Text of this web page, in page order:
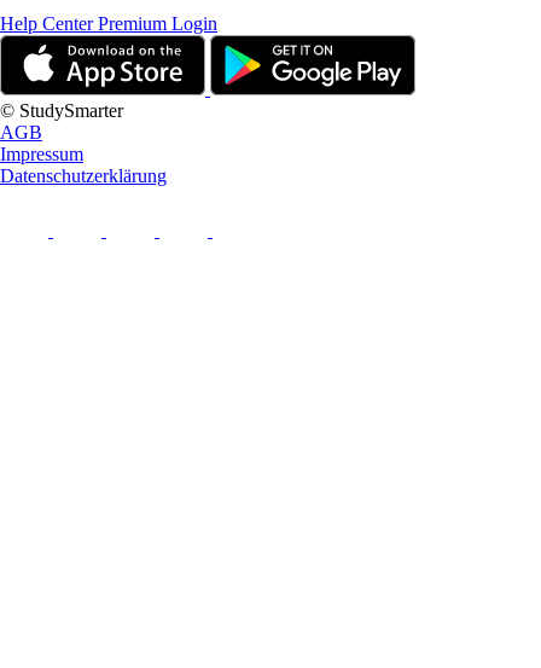
Help CenterPremium Login
© StudySmarter
AGB
Impressum
Datenschutzerklärung